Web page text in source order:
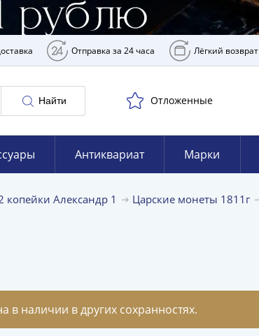
Отправка за 24 часа Лёгкий возврат
Найти Отложенные
Антиквариат Марки
копейки Александр 1
Царские монеты 1811г